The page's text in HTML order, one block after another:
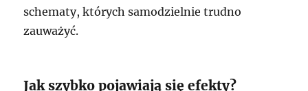
schematy, których samodzielnie trudno
zauważyć.
Jak szybko pojawiają się efekty?